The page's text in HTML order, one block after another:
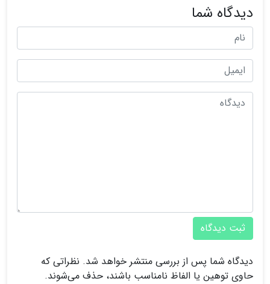
دیدگاه شما
ثبت دیدگاه
دیدگاه شما پس از بررسی منتشر خواهد شد. نظراتی که
حاوی توهین یا الفاظ نامناسب باشند، حذف می‌شوند.